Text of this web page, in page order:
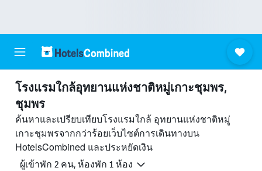
โรงแรมใกล้อุทยานแห่งชาติหมู่เกาะชุมพร,
ชุมพร
ค้นหาและเปรียบเทียบโรงแรมใกล้ อุทยานแห่งชาติหมู่
เกาะชุมพรจากกว่าร้อยเว็บไซต์การเดินทางบน
HotelsCombined และประหยัดเงิน
ผู้เข้าพัก 2 คน, ห้องพัก 1 ห้อง